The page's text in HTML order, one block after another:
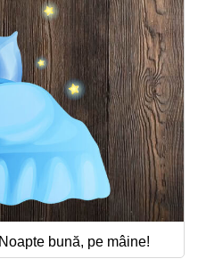
bună, pe mâine!